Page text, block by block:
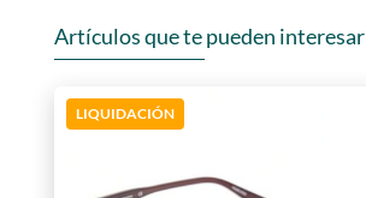
Artículos que te pueden interesar
LIQUIDACIÓN